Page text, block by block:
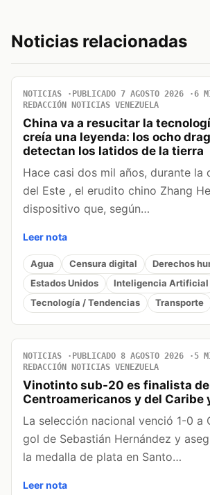
Noticias relacionadas
NOTICIAS PUBLICADO 7 AGOSTO 2026
6
REDACCIÓN NOTICIAS VENEZUELA
China va a resucitar la
creía una leyenda: los ocho
detectan los latidos de la tierra
Hace casi dos mil años, durante la
del Este , el erudito chino Zhang
dispositivo que, según…
Leer nota
Agua Censura digital
Derechos
Estados Unidos
Inteligencia Artificial
Tecnología / Tendencias
Transporte
NOTICIAS PUBLICADO 8 AGOSTO 2026
5
REDACCIÓN NOTICIAS VENEZUELA
Vinotinto sub-20 es finalista
Centroamericanos y del Caribe
La selección nacional venció 1-0 a
gol de Sebastián Hernández y
la medalla de plata en Santo…
Leer nota